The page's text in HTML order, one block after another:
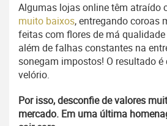
Algumas lojas online têm atraído
muito baixos, entregando coroas
feitas com flores de má
além de falhas constantes na
sonegam impostos! O resultado
velório.
Por isso, desconfie de valores
mercado. Em uma última